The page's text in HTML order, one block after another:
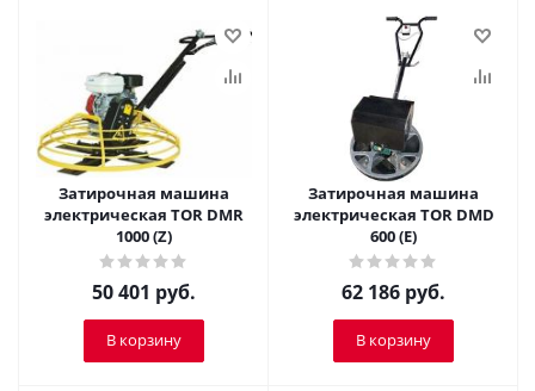
Затирочная машина
электрическая TOR DMR
1000 (Z)
50 401 руб.
В корзину
Затирочная машина
электрическая TOR DMD
600 (E)
62 186 руб.
В корзину